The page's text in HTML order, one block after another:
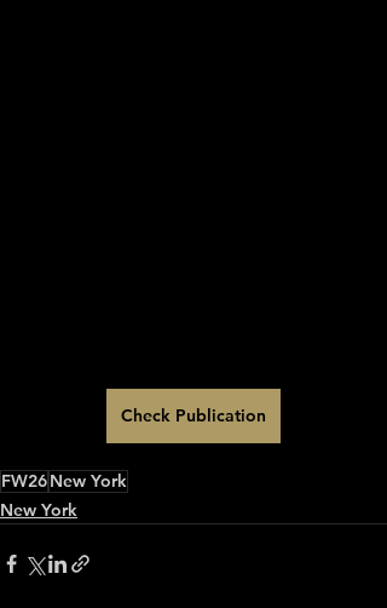
Check Publication
FW26New York
New York